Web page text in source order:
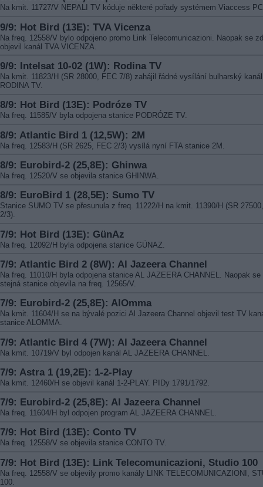
Na kmit. 11727/V NEPALI TV kóduje některé pořady systémem Viaccess
9/9: Hot Bird (13E): TVA Vicenza
Na freq. 12558/V bylo odpojeno promo Link Telecomunicazioni. Naopak se
objevil kanál TVA VICENZA.
9/9: Intelsat 10-02 (1W): Rodina TV
Na kmit. 11823/H (SR 28000, FEC 7/8) zahájil řádné vysílání bulharský kanál
RODINA TV.
8/9: Hot Bird (13E): Podróze TV
Na freq. 11585/V byla odpojena stanice PODRÓZE TV.
8/9: Atlantic Bird 1 (12,5W): 2M
Na freq. 12583/H (SR 2625, FEC 2/3) vysílá nyní FTA stanice 2M.
8/9: Eurobird-2 (25,8E): Ghinwa
Na freq. 12520/V se objevila stanice GHINWA.
8/9: EuroBird 1 (28,5E): Sumo TV
Stanice SUMO TV se přesunula z freq. 11222/H na kmit. 11390/H (SR
2/3).
7/9: Hot Bird (13E): GünAz
Na freq. 12092/H byla odpojena stanice GÜNAZ.
7/9: Atlantic Bird 2 (8W): Al Jazeera Channel
Na freq. 11010/H byla odpojena stanice AL JAZEERA CHANNEL. Naopak se
stejná stanice objevila na freq. 12565/V.
7/9: Eurobird-2 (25,8E): AlOmma
Na kmit. 11604/H se na bývalé pozici Al Jazeera Channel objevil test TV
stanice ALOMMA.
7/9: Atlantic Bird 4 (7W): Al Jazeera Channel
Na kmit. 10719/V byl odpojen kanál AL JAZEERA CHANNEL.
7/9: Astra 1 (19,2E): 1-2-Play
Na kmit. 12460/H se objevil kanál 1-2-PLAY. PIDy 1791/1792.
7/9: Eurobird-2 (25,8E): Al Jazeera Channel
Na freq. 11604/H byl odpojen program AL JAZEERA CHANNEL.
7/9: Hot Bird (13E): Conto TV
Na freq. 12558/V se objevila stanice CONTO TV.
7/9: Hot Bird (13E): Link Telecomunicazioni, Studio 100
Na freq. 12558/V se objevily promo kanály LINK TELECOMUNICAZIONI,
100.